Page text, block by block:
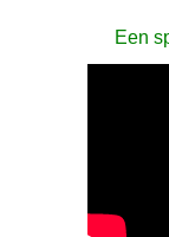
Een